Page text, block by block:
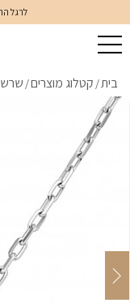
לרגל
בית/ קטלוג מוצרים/